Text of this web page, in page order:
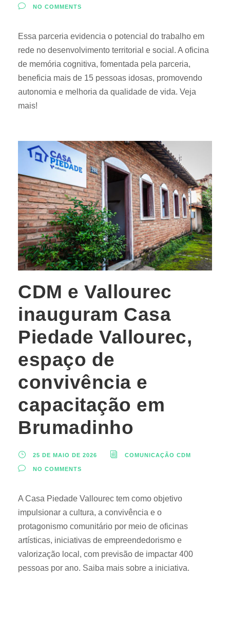
NO COMMENTS
Essa parceria evidencia o potencial do trabalho em
rede no desenvolvimento territorial e social. A oficina
de memória cognitiva, fomentada pela parceria,
beneficia mais de 15 pessoas idosas, promovendo
autonomia e melhoria da qualidade de vida. Veja
mais!
CDM e Vallourec
inauguram Casa
Piedade Vallourec,
espaço de
convivência e
capacitação em
Brumadinho
25 DE MAIO DE 2026 COMUNICAÇÃO CDM
NO COMMENTS
A Casa Piedade Vallourec tem como objetivo
impulsionar a cultura, a convivência e o
protagonismo comunitário por meio de oficinas
artísticas, iniciativas de empreendedorismo e
valorização local, com previsão de impactar 400
pessoas por ano. Saiba mais sobre a iniciativa.